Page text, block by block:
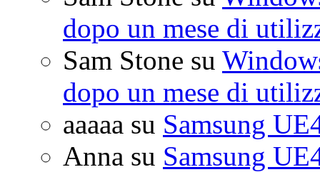
dopo un mese di
Sam Stone su
dopo un mese di
aaaaa su Samsung
Anna su Samsung